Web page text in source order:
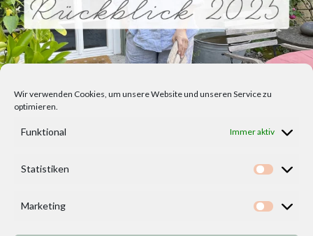
Wir verwenden Cookies, um unsere Website und unseren Service zu
optimieren.
Funktional Immer aktiv
Statistiken
Marketing